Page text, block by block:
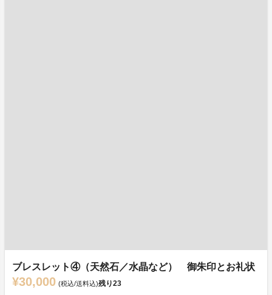
ブレスレット④（天然石／水晶など） 御朱印とお礼状
¥30,000 (税込/送料込)残り23